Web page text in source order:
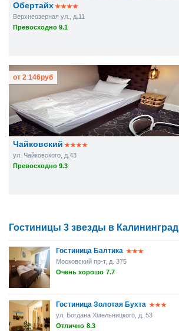
Обертайх
Верхнеозерная ул., д.11
Превосходно 9.1
Чайковский
ул. Чайковского, д.43
Превосходно 9.3
от 2 146руб
Гостиницы 3 звезды в Калининград
Гостиница Балтика
Московский пр-т, д. 375
Очень хорошо 7.7
Гостиница Золотая Бухта
ул. Богдана Хмельницкого, д. 53
Отлично 8.3